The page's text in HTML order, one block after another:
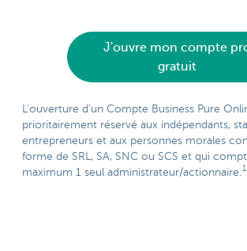
J'ouvre mon compte
gratuit
L'ouverture d'un Compte Business Pure
prioritairement réservé aux indépendants,
entrepreneurs et aux personnes morales
forme de SRL, SA, SNC ou SCS et qui
maximum 1 seul administrateur/actionnaire. 1